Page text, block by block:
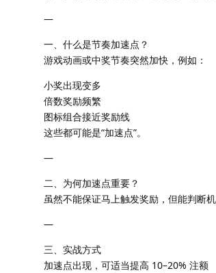
—
一、什么是节奏加速点？
游戏动画或中奖节奏突然加快，例如：
小奖出现变多
倍数奖励频繁
图标组合接近奖励线
这些都可能是“加速点”。
—
二、为何加速点重要？
虽然不能保证马上触发奖励，但能判断机
—
三、实战方式
加速点出现，可适当提高 10–20% 注额